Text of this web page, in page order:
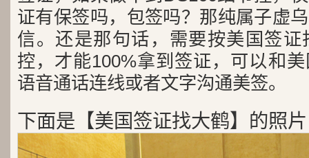
证有保签吗，包签吗？那纯属子虚
信。还是那句话，需要按美国签
控，才能100%拿到签证，可以和
语音通话连线或者文字沟通美签。
下面是【美国签证找大鹤】的照片